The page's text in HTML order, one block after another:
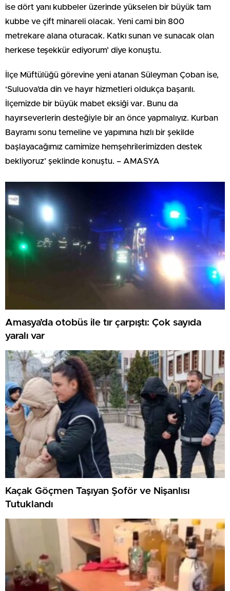
ise dört yanı kubbeler üzerinde yükselen bir büyük tam
kubbe ve çift minareli olacak. Yeni cami bin 800
metrekare alana oturacak. Katkı sunan ve sunacak olan
herkese teşekkür ediyorum’ diye konuştu.
İlçe Müftülüğü görevine yeni atanan Süleyman Çoban ise,
‘Suluova’da din ve hayır hizmetleri oldukça başarılı.
İlçemizde bir büyük mabet eksiği var. Bunu da
hayırseverlerin desteğiyle bir an önce yapmalıyız. Kurban
Bayramı sonu temeline ve yapımına hızlı bir şekilde
başlayacağımız camimize hemşehrilerimizden destek
bekliyoruz’ şeklinde konuştu. – AMASYA
Amasya’da otobüs ile tır çarpıştı: Çok sayıda
yaralı var
Kaçak Göçmen Taşıyan Şoför ve Nişanlısı
Tutuklandı